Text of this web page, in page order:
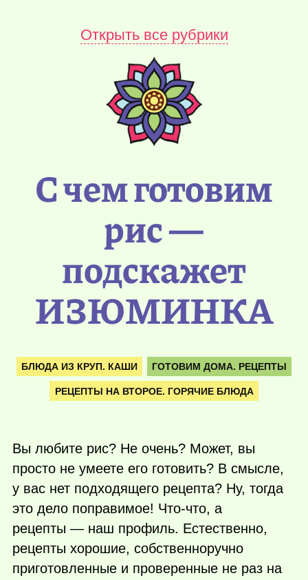
Открыть все рубрики
С чем готовим
рис —
подскажет
ИЗЮМИНКА
БЛЮДА ИЗ КРУП. КАШИ ГОТОВИМ ДОМА. РЕЦЕПТЫ
РЕЦЕПТЫ НА ВТОРОЕ. ГОРЯЧИЕ БЛЮДА
Вы любите рис? Не очень? Может, вы
просто не умеете его готовить? В смысле,
у вас нет подходящего рецепта? Ну, тогда
это дело поправимое! Что-что, а
рецепты — наш профиль. Естественно,
рецепты хорошие, собственноручно
приготовленные и проверенные не раз на